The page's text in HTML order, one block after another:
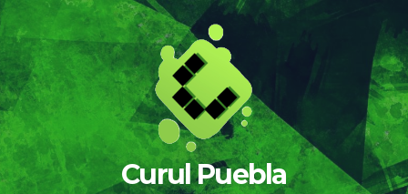
Saltar
al
contenido
Curul Puebla